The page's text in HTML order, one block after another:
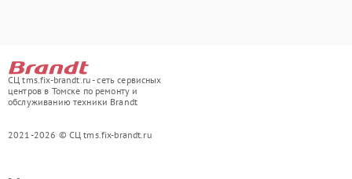
СЦ tms.fix-brandt.ru - сеть сервисных
центров в Томске по ремонту и
обслуживанию техники Brandt
2021-2026 © СЦ tms.fix-brandt.ru